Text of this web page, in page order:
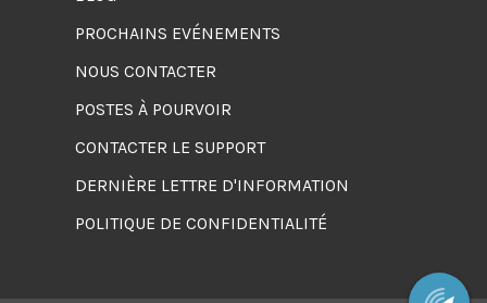
PROCHAINS EVÉNEMENTS
NOUS CONTACTER
POSTES À POURVOIR
CONTACTER LE SUPPORT
DERNIÈRE LETTRE D'INFORMATION
POLITIQUE DE CONFIDENTIALITÉ